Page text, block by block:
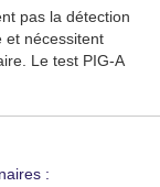
pas la détection
et nécessitent
Le test PIG-A
: